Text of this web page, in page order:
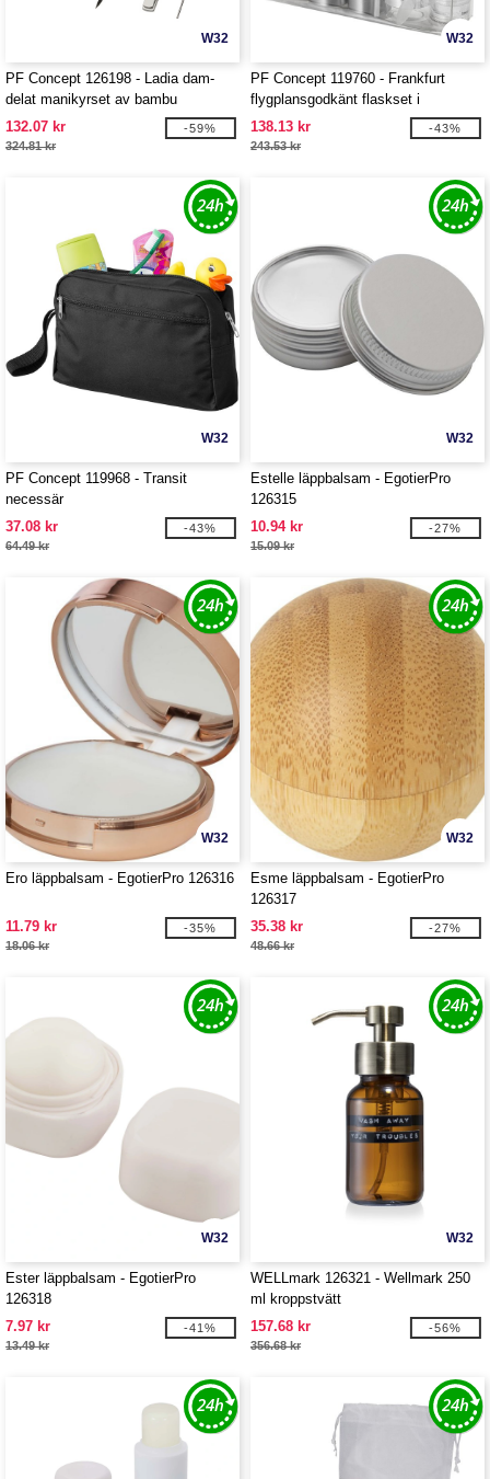
W32
PF Concept 126198 - Ladia dam-
delat manikyrset av bambu
132.07 kr
324.81 kr
-59%
W32
PF Concept 119760 - Frankfurt
flygplansgodkänt flaskset i
aluminium för resan
138.13 kr
243.53 kr
-43%
W32
PF Concept 119968 - Transit
necessär
37.08 kr
64.49 kr
-43%
W32
Estelle läppbalsam - EgotierPro
126315
10.94 kr
15.09 kr
-27%
W32
Ero läppbalsam - EgotierPro 126316
11.79 kr
18.06 kr
-35%
W32
Esme läppbalsam - EgotierPro
126317
35.38 kr
48.66 kr
-27%
W32
Ester läppbalsam - EgotierPro
126318
7.97 kr
13.49 kr
-41%
W32
WELLmark 126321 - Wellmark 250
ml kroppstvätt
157.68 kr
356.68 kr
-56%